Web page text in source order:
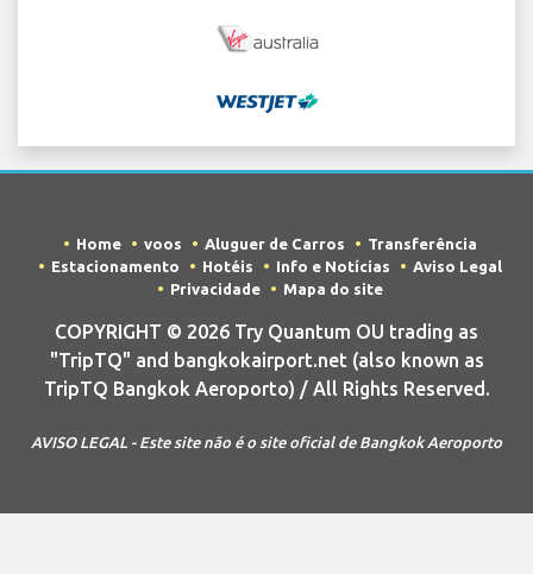
Home voos Aluguer de Carros
Transferência
Estacionamento
Hotéis Info e Notícias
Aviso Legal
Privacidade
Mapa do site
COPYRIGHT © 2026 Try Quantum OU trading as
"TripTQ" and bangkokairport.net (also known as
TripTQ Bangkok Aeroporto) / All Rights Reserved.
AVISO LEGAL - Este site não é o site oficial de Bangkok Aeroporto